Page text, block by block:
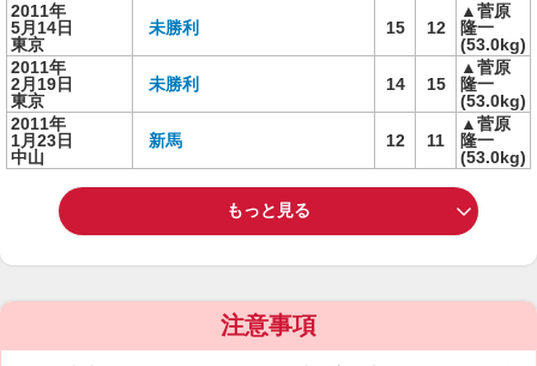
2011年
5月14日
東京
未勝利 15 12
▲菅原
隆一
(53.0kg)
2011年
2月19日
東京
未勝利 14 15
▲菅原
隆一
(53.0kg)
2011年
1月23日
中山
新馬 12 11
▲菅原
隆一
(53.0kg)
もっと見る
注意事項